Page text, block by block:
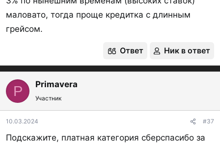
маловато, тогда проще кредитка с длинным
грейсом.
Ответ Ник в ответ
P Primavera
Участник
10.03.2024 #37
Подскажите, платная категория сберспасибо за